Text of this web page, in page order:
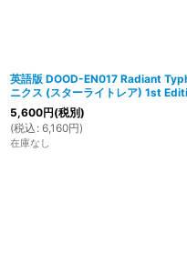
英語版 DOOD-EN017 Radiant
ニクス (スターライトレア) 1st
5,600円(税別)
(税込 : 6,160円)
在庫なし